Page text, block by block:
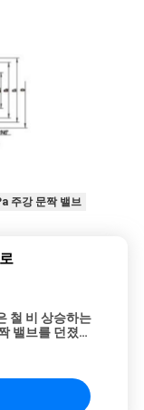
주강 문짝 밸브
철 비 상승하는
밸브를 던졌습